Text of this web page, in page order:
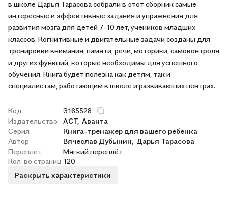
в школе Дарья Тарасова собрали в этот сборник самые
интересные и эффективные задания и упражнения для
развития мозга для детей 7-10 лет, учеников младших
классов. Когнитивные и двигательные задачи созданы для
тренировки внимания, памяти, речи, моторики, самоконтроля
и других функций, которые необходимы для успешного
обучения. Книга будет полезна как детям, так и
специалистам, работающим в школе и развивающих центрах.
Код
3165528
Издательство
АСТ, Аванта
Серия
Книга-тренажер для вашего ребенка
Автор
Вячеслав Дубынин,
Дарья Тарасова
Переплет
Мягкий переплёт
Кол-во страниц 120
Раскрыть характеристики